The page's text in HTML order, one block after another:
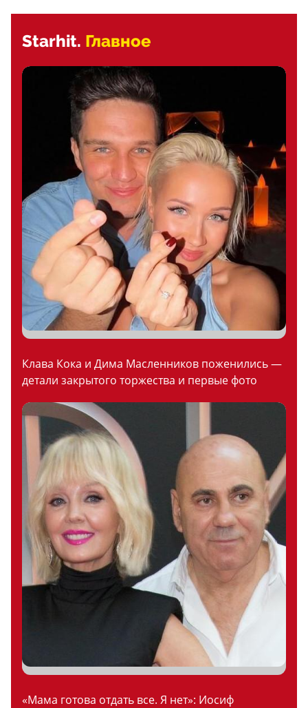
Starhit. Главное
Клава Кока и Дима Масленников поженились —
детали закрытого торжества и первые фото
«Мама готова отдать все. Я нет»: Иосиф